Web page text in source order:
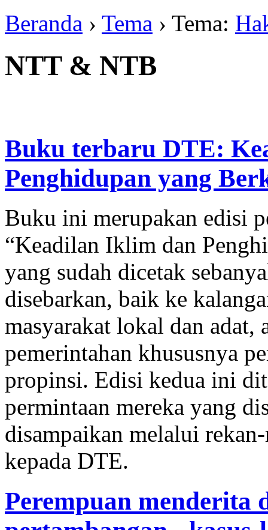
Beranda › Tema › Tema:
NTT & NTB
Buku terbaru DTE:
Penghidupan yang
Buku ini merupakan edisi
“Keadilan Iklim dan
yang sudah dicetak
disebarkan, baik ke
masyarakat lokal dan adat,
pemerintahan khususnya
propinsi. Edisi kedua ini
permintaan mereka yang
disampaikan melalui
kepada DTE.
Perempuan